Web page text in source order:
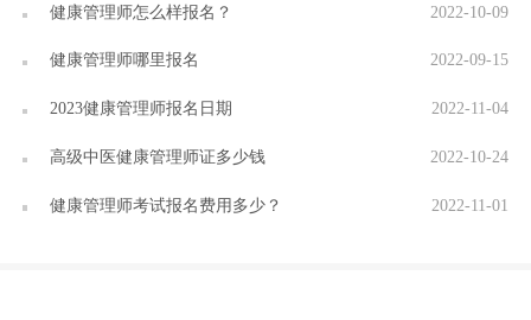
健康管理师怎么样报名？ 2022-10-09
健康管理师哪里报名 2022-09-15
2023健康管理师报名日期 2022-11-04
高级中医健康管理师证多少钱 2022-10-24
健康管理师考试报名费用多少？ 2022-11-01